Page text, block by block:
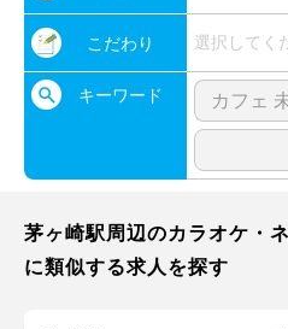
こだわり 選択してく
キーワード
茅ヶ崎駅周辺のカラオケ・
に類似する求人を探す